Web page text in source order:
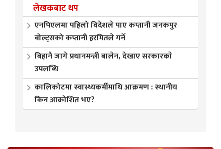
लेखकबाट थप
एनपिएलमा पहिलो विदेशले पाए कप्तानी जनकपुर
बोल्ट्सको कप्तानी हरमितले गर्ने
बिहानै जागे प्रधानमन्त्री बालेन, देखाए सरकारकाे
उपलब्धि
कालिकोटमा स्वास्थ्यकर्मीमाथि आक्रमण : स्थानीय
किन आक्रोशित भए?